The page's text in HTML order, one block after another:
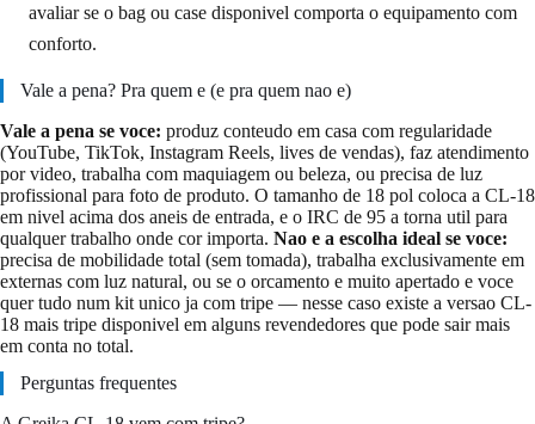
avaliar se o bag ou case disponivel comporta o equipamento com
conforto.
Vale a pena? Pra quem e (e pra quem nao e)
Vale a pena se voce: produz conteudo em casa com regularidade
(YouTube, TikTok, Instagram Reels, lives de vendas), faz atendimento
por video, trabalha com maquiagem ou beleza, ou precisa de luz
profissional para foto de produto. O tamanho de 18 pol coloca a CL-18
em nivel acima dos aneis de entrada, e o IRC de 95 a torna util para
qualquer trabalho onde cor importa. Nao e a escolha ideal se voce:
precisa de mobilidade total (sem tomada), trabalha exclusivamente em
externas com luz natural, ou se o orcamento e muito apertado e voce
quer tudo num kit unico ja com tripe — nesse caso existe a versao CL-
18 mais tripe disponivel em alguns revendedores que pode sair mais
em conta no total.
Perguntas frequentes